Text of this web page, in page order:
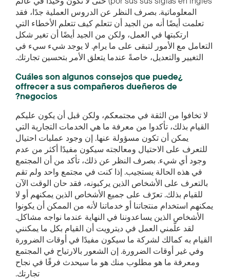
المعلوماتية. بصرف النظر عن الدروس العملية جدًا، فقد
تعلمت أيضًا أنه من الجيد أن تتعلم كيف تتعلم الأخطاء التي
ارتكبتها في العمل، ولكن من الجيد أيضًا أن تغير شكل
التعامل مع الأمور لتبقى على ما يرام. لا يوجد شيء سيء في
التغيير والتعديل، خاصةً عندما يتعلق الأمر بتحسين تجارتك.
¿Cuáles son algunos consejos que puede
offrecer a sus compañeros dueñeros de
negocios?
لا تخافوا من الثقة في مجتمعكم، ولكن قبل أن يكون عليكم
القيام بذلك، تأكدوا من معرفة ما هي الخدمات التجارية التي
يمكن أن تكون مسؤولة عنها. إن وجود عمليات احتيال
للتعرف على الاحتيال ومعالجته سيكون مفيدًا أكثر من عدم
وجود أي شيء. بصرف النظر عن ذلك، تأكد من أن المجتمع
في هذه الحالة يستجيب. إذا كنت في مجتمع واحد ولم تقم
بالتعرف على الأشخاص الذين يركبونه، فقد حان الوقت الآن
للقيام بذلك. تعرّف على جميع الأشخاص الذين يمكنهم أو لا
يمكنهم استخدام منتجاتنا أو خدماتنا لأنه من الممكن أن يكونوا
الأشخاص الذين يساعدوننا في النهاية عندما نواجه مشاكل.
لقد علّمني العمل في ديترويت أن القيام بكل ما يمكنني
القيام به كمالك لشركة ما سيكون مفيدًا في أوقات الضرورة
وفي غير أوقات الضرورة. إن الشعور بالارتياح في المجتمع
ومعرفة ما هو مطلوب منك هو ما سيحدث فرقًا في نجاح
تجارتك.